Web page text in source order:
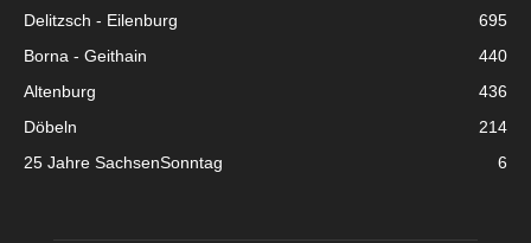
Delitzsch - Eilenburg
695
Borna - Geithain
440
Altenburg
436
Döbeln
214
25 Jahre SachsenSonntag
6